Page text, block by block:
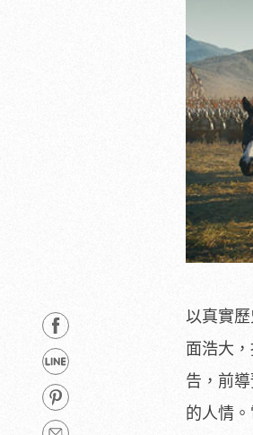
以真實
面浩大
告，前
的人情